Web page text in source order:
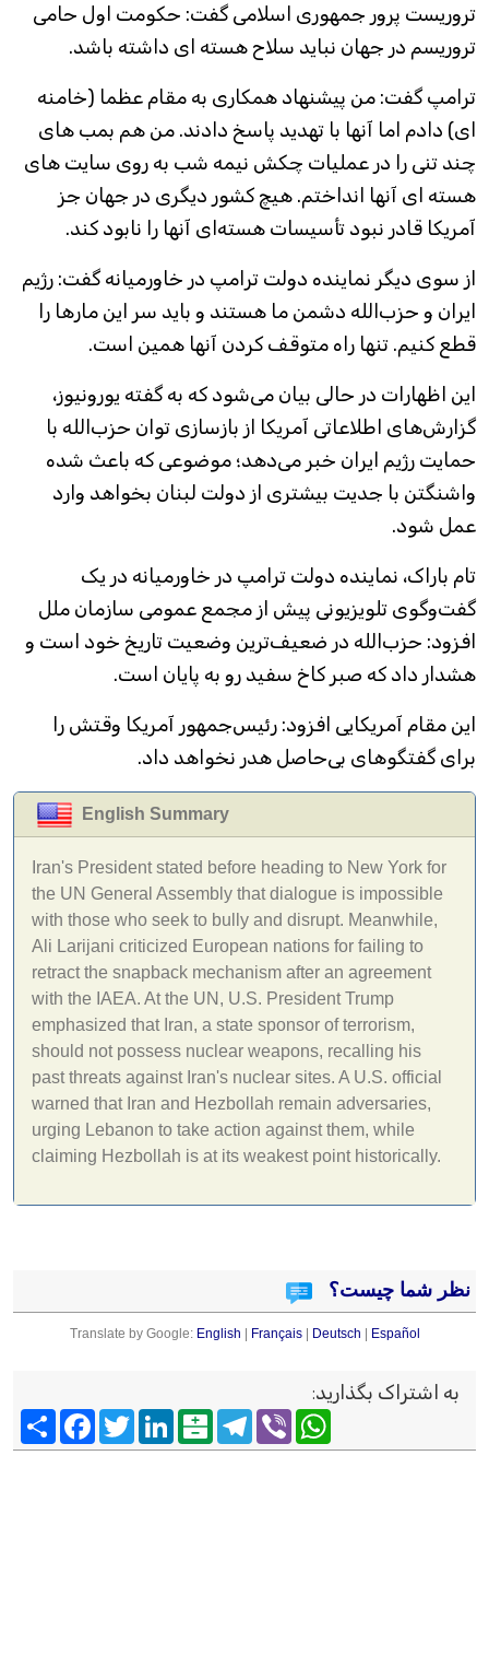
تروریست پرور جمهوری اسلامی گفت: حکومت اول حامی
تروریسم در جهان نباید سلاح هسته ای داشته باشد.
ترامپ گفت: من پیشنهاد همکاری به مقام عظما (خامنه
ای) دادم اما آنها با تهدید پاسخ دادند. من هم بمب های
چند تنی را در عملیات چکش نیمه شب به روی سایت های
هسته ای آنها انداختم. هیچ کشور دیگری در جهان جز
آمریکا قادر نبود تأسیسات هسته‌ای آنها را نابود کند.
از سوی دیگر نماینده دولت ترامپ در خاورمیانه گفت: رژیم
ایران و حزب‌الله دشمن ما هستند و باید سر این مارها را
قطع کنیم. تنها راه متوقف کردن آنها همین است.
این اظهارات در حالی بیان می‌شود که به گفته یورونیوز،
گزارش‌های اطلاعاتی آمریکا از بازسازی توان حزب‌الله با
حمایت رژیم ایران خبر می‌دهد؛ موضوعی که باعث شده
واشنگتن با جدیت بیشتری از دولت لبنان بخواهد وارد
عمل شود.
تام باراک، نماینده دولت ترامپ در خاورمیانه در یک
گفت‌وگوی تلویزیونی پیش از مجمع عمومی سازمان ملل
افزود: حزب‌الله در ضعیف‌ترین وضعیت تاریخ خود است و
هشدار داد که صبر کاخ سفید رو به پایان است.
این مقام آمریکایی افزود: رئیس‌جمهور آمریکا وقتش را
برای گفتگوهای بی‌حاصل هدر نخواهد داد.
English Summary
Iran's President stated before heading to New York for
the UN General Assembly that dialogue is impossible
with those who seek to bully and disrupt. Meanwhile,
Ali Larijani criticized European nations for failing to
retract the snapback mechanism after an agreement
with the IAEA. At the UN, U.S. President Trump
emphasized that Iran, a state sponsor of terrorism,
should not possess nuclear weapons, recalling his
past threats against Iran's nuclear sites. A U.S. official
warned that Iran and Hezbollah remain adversaries,
urging Lebanon to take action against them, while
claiming Hezbollah is at its weakest point historically.
نظر شما چیست؟
Translate by Google: English Français| Deutsch Español
به اشتراک بگذارید:
FacebookTwitter
LinkedInBalatarin
TelegramViber
WhatsApp